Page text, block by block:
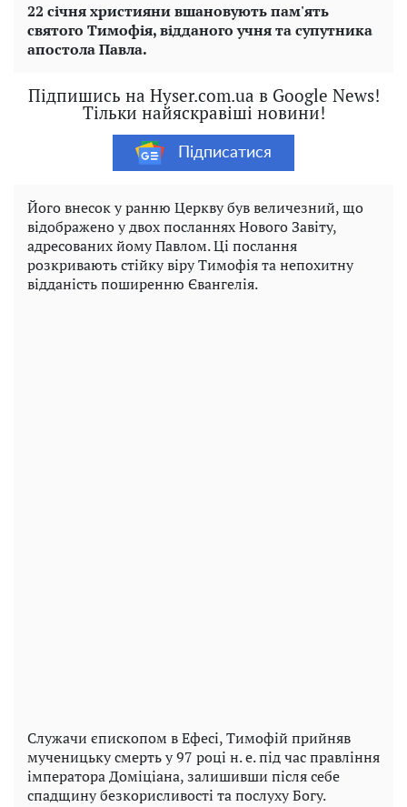
22 січня християни вшановують пам'ять
святого Тимофія, відданого учня та супутника
апостола Павла.
Підпишись на Hyser.com.ua в Google News!
Тільки найяскравіші новини!
Підписатися
Його внесок у ранню Церкву був величезний, що
відображено у двох посланнях Нового Завіту,
адресованих йому Павлом. Ці послання
розкривають стійку віру Тимофія та непохитну
відданість поширенню Євангелія.
Служачи єпископом в Ефесі, Тимофій прийняв
мученицьку смерть у 97 році н. е. під час правління
імператора Доміціана, залишивши після себе
спадщину безкорисливості та послуху Богу.